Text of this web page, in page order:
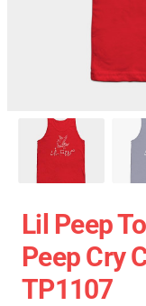
Lil Peep
Peep Cry
TP1107